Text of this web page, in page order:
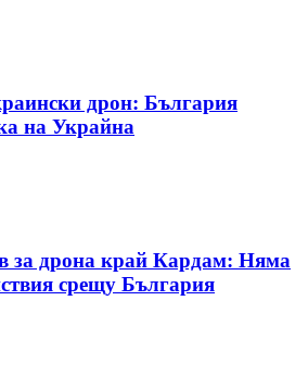
дрон: България
на Украйна
за дрона край Кардам: Няма
срещу България